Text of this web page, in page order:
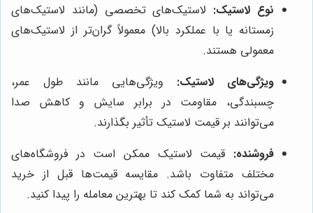
نوع لاستیک: لاستیک‌های تخصصی (مانند لاستیک‌های
زمستانه یا با عملکرد بالا) معمولاً گران‌تر از لاستیک‌های
معمولی هستند.
ویژگی‌های لاستیک: ویژگی‌هایی مانند طول عمر،
چسبندگی، مقاومت در برابر سایش و کاهش صدا
می‌توانند بر قیمت لاستیک تأثیر بگذارند.
فروشنده: قیمت لاستیک ممکن است در فروشگاه‌های
مختلف متفاوت باشد. مقایسه قیمت‌ها قبل از خرید
می‌تواند به شما کمک کند تا بهترین معامله را پیدا کنید.